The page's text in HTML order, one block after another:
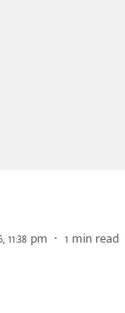
11:38 pm 1 min read